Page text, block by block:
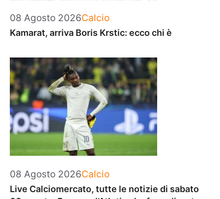
08 Agosto 2026Categorie
Calcio
Kamarat, arriva Boris Krstic: ecco chi è
08 Agosto 2026Categorie
Calcio
Live Calciomercato, tutte le notizie di sabato